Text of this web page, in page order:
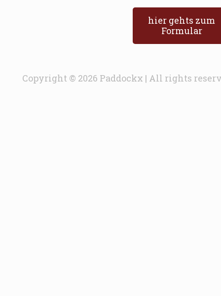
hier gehts zum
Formular
Copyright © 2026 Paddockx | All rights